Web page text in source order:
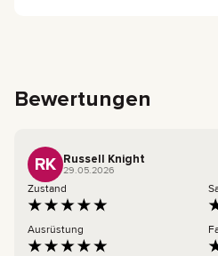
Bewertungen
RK Russell Knight
29.05.2026
Zustand
Ausrüstung